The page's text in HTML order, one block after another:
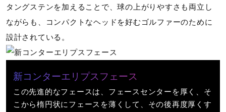
新コンターエリプスフェース
この先進的なフェースは、フェースセンターを厚く、そ
こから楕円状にフェースを薄くして、その後再度厚くす